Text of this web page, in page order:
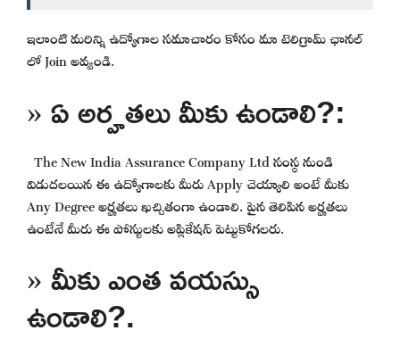
ఇలాంటి మరిన్ని ఉద్యోగాల సమాచారం కోసం మా టెలిగ్రామ్ ఛానల్
లో Join అవ్వండి.
» ఏ అర్హతలు మీకు ఉండాలి?:
The New India Assurance Company Ltd సంస్థ నుండి
విడుదలయిన ఈ ఉద్యోగాలకు మీరు Apply చెయ్యాలి అంటే మీకు
Any Degree అర్హతలు ఖచ్చితంగా ఉండాలి. పైన తెలిపిన అర్హతలు
ఉంటేనే మీరు ఈ పోస్టులకు అప్లికేషన్ పెట్టుకోగలరు.
» మీకు ఎంత వయస్సు
ఉండాలి?.